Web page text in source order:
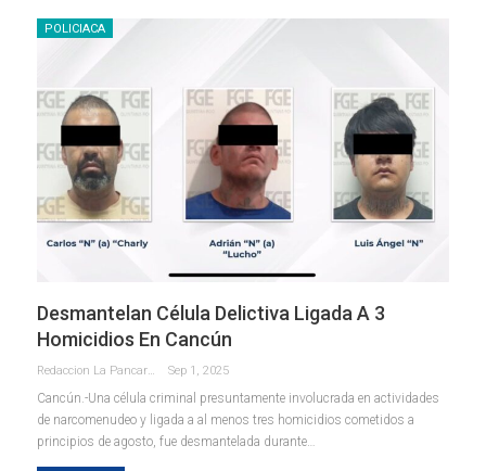
POLICIACA
Desmantelan Célula Delictiva Ligada A 3
Homicidios En Cancún
Redaccion La Pancarta De Quintana Roo Sep 1, 2025
Cancún.-Una célula criminal presuntamente involucrada en actividades
de narcomenudeo y ligada a al menos tres homicidios cometidos a
principios de agosto, fue desmantelada durante…